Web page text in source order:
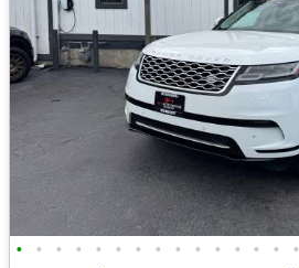
• • • • • • • • • • • • • • •